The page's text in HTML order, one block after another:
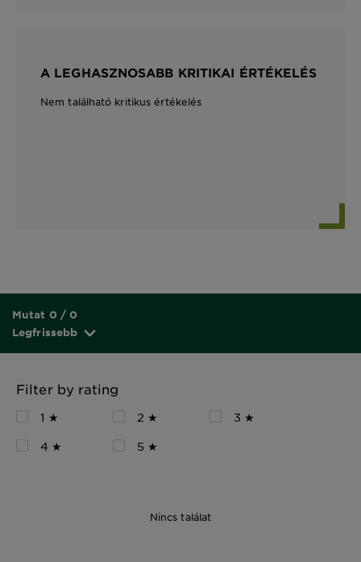
A LEGHASZNOSABB KRITIKAI ÉRTÉKELÉS
Nem található kritikus értékelés
Mutat 0 / 0
Legfrissebb
Filter by rating
1 ★ 2 ★
3 ★
4 ★
5 ★
Nincs találat